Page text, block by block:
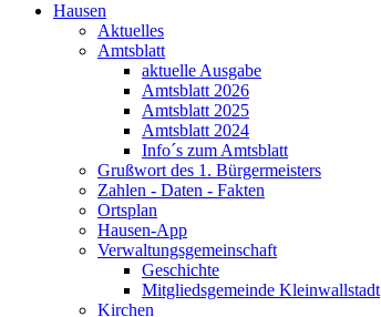
Hausen
Aktuelles
Amtsblatt
aktuelle Ausgabe
Amtsblatt 2026
Amtsblatt 2025
Amtsblatt 2024
Info´s zum Amtsblatt
Grußwort des 1. Bürgermeisters
Zahlen - Daten - Fakten
Ortsplan
Hausen-App
Verwaltungsgemeinschaft
Geschichte
Mitgliedsgemeinde Kleinwallstadt
Kirchen